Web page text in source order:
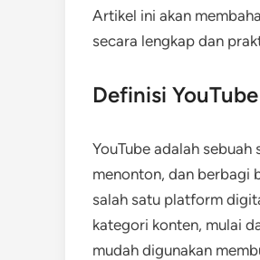
Artikel ini akan
secara lengkap dan
Definisi
YouTube adalah
menonton, dan berbagi
salah satu platform
kategori konten, mulai
mudah digunakan